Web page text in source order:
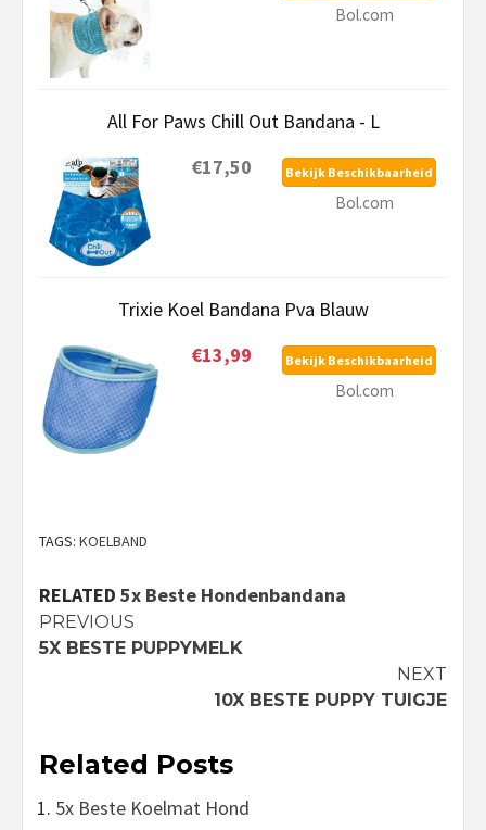
Bol.com
All For Paws Chill Out Bandana - L
€17,50
Bekijk Beschikbaarheid
Bol.com
Trixie Koel Bandana Pva Blauw
€13,99
Bekijk Beschikbaarheid
Bol.com
TAGS: KOELBAND
RELATED 5x Beste Hondenbandana
Continue
PREVIOUS
5X BESTE PUPPYMELK
NEXT
10X BESTE PUPPY TUIGJE
Related Posts
5x Beste Koelmat Hond